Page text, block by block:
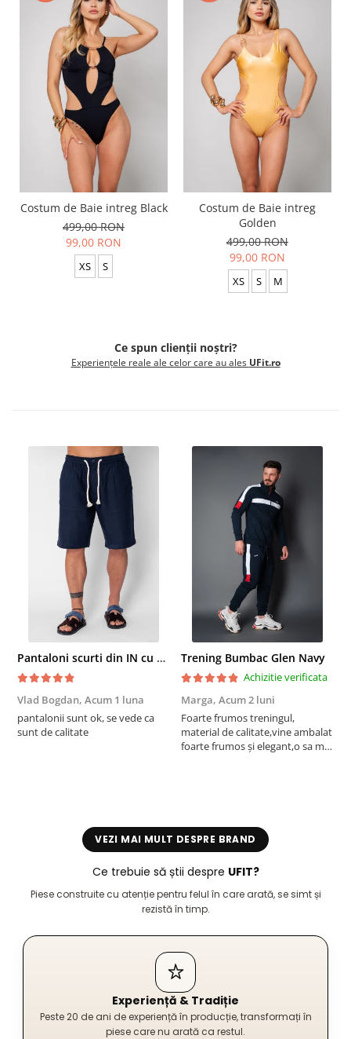
Costum de Baie intreg Black
499,00 RON
99,00 RON
XS S
Costum de Baie intreg
Golden
499,00 RON
99,00 RON
XS S M
Ce spun clienții noștri?
Experiențele reale ale celor care au ales UFit.ro
Pantaloni scurti din IN cu nasture si snur Navy
Vlad Bogdan, Acum 1 luna
pantalonii sunt ok, se vede ca
sunt de calitate
Trening Bumbac Glen Navy
Achizitie verificata
Marga, Acum 2 luni
Foarte frumos treningul,
material de calitate,vine ambalat
foarte frumos și elegant,o sa mai
VEZI MAI MULT DESPRE BRAND
Ce trebuie să știi despre UFIT?
Piese construite cu atenție pentru felul în care arată, se simt și
rezistă în timp.
Experiență & Tradiție
Peste 20 de ani de experiență în producție, transformați în
piese care nu arată ca restul.